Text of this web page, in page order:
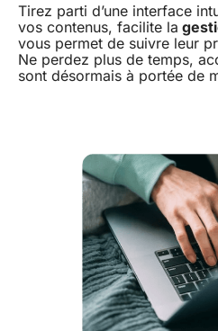
Tirez parti d’une interface
vos contenus, facilite la
vous permet de suivre leur
Ne perdez plus de temps,
sont désormais à portée de